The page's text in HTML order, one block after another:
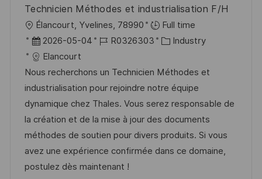
n
g
ö
f
f
e
n
t
l
c
h
u
Technicien Méthodes et industrialisation F/H
O
r
t
Élancourt, Yvelines, 78990
Full time
D
a
t
u
m
d
e
r
V
2026-05-04
J
b
-
I
D
R0326303
K
t
e
g
o
r
i
Industry
Elancourt
Nous recherchons un Technicien Méthodes et
industrialisation pour rejoindre notre équipe
dynamique chez Thales. Vous serez responsable de
la création et de la mise à jour des documents
méthodes de soutien pour divers produits. Si vous
avez une expérience confirmée dans ce domaine,
postulez dès maintenant !